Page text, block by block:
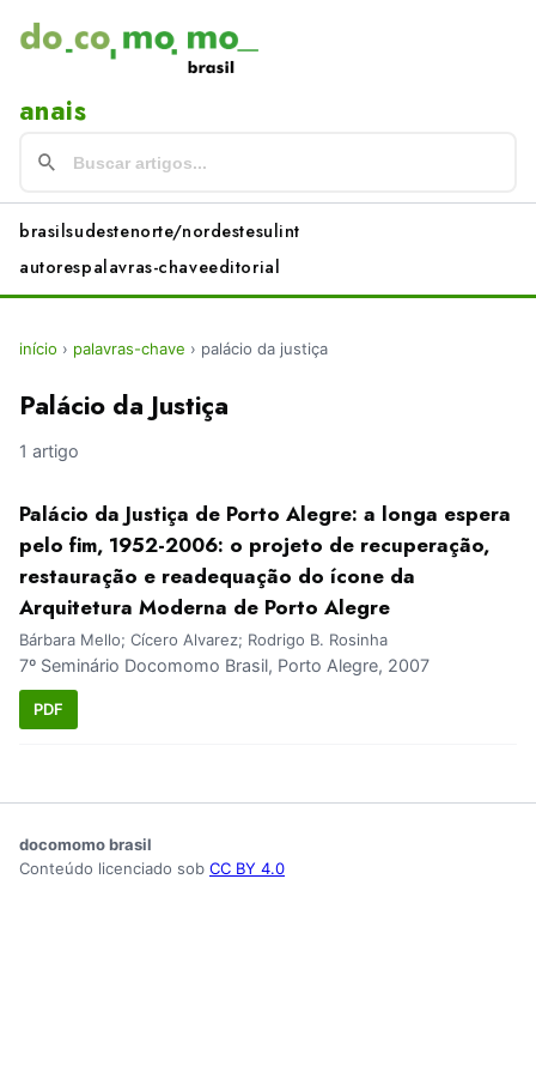
anais
brasilsudestenorte/nordestesulint
autorespalavras-chaveeditorial
início › palavras-chave › palácio da justiça
Palácio da Justiça
1 artigo
Palácio da Justiça de Porto Alegre: a longa espera
pelo fim, 1952-2006: o projeto de recuperação,
restauração e readequação do ícone da
Arquitetura Moderna de Porto Alegre
Bárbara Mello; Cícero Alvarez; Rodrigo B. Rosinha
7º Seminário Docomomo Brasil, Porto Alegre, 2007
PDF
docomomo brasil
Conteúdo licenciado sob CC BY 4.0